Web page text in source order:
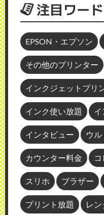
注目ワード
EPSON・エプソン
その他のプリンター
インクジェットプリ
インク使い放題 イ
インタビュー ウ
カウンター料金
スリホ ブラザー
プリント放題 レ